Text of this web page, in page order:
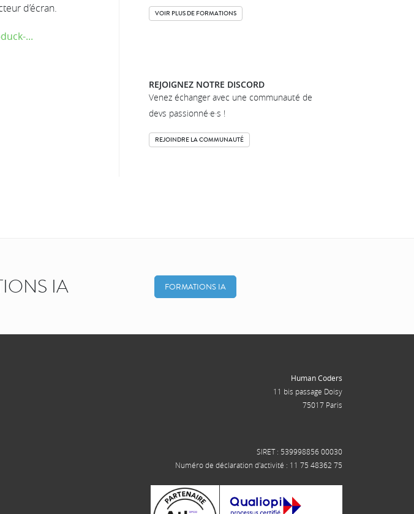
d’écran.
...
VOIR PLUS DE FORMATIONS
REJOIGNEZ NOTRE DISCORD
Venez échanger avec une communauté de
devs passionné·e·s !
REJOINDRE LA COMMUNAUTÉ
IA FORMATIONS IA
Human Coders
11 bis passage Doisy
75017 Paris
SIRET : 539998856 00030
Numéro de déclaration d'activité : 11 75 48362 75